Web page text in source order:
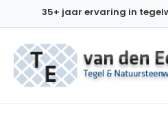
35+ jaar ervaring in